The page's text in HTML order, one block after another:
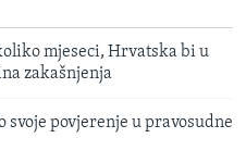
mjeseci, Hrvatska bi u
zakašnjenja
svoje povjerenje u pravosudne